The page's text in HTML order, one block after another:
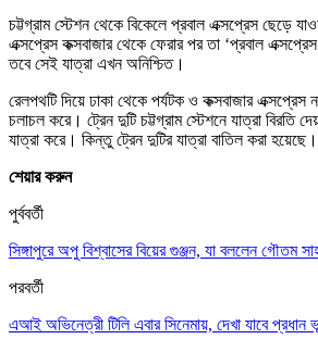
চট্টগ্রাম স্টেশন থেকে বিকেলে প্রবাল এক্সপ্রেস ছেড়ে
এক্সপ্রেস কক্সবাজার থেকে ফেরার পর তা ‘প্রবাল
তবে সেই যাত্রা এখন অনিশ্চিত।
রেলপথটি দিয়ে ঢাকা থেকে পর্যটক ও কক্সবাজার
চলাচল করে। ট্রেন দুটি চট্টগ্রাম স্টেশনে যাত্রা বিরতি
যাত্রা করে। কিন্তু ট্রেন দুটির যাত্রা বাতিল করা হয়েছে।
শেয়ার করুন
পুর্ববর্তী
সিঙ্গাপুরে অপু বিশ্বাসের বিয়ের গুঞ্জন, যা বললেন গৌতম
পরবর্তী
এআই অভিনেত্রী টিলি এবার সিনেমায়, দেখা যাবে প্রধান